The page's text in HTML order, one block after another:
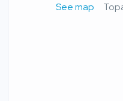
See map